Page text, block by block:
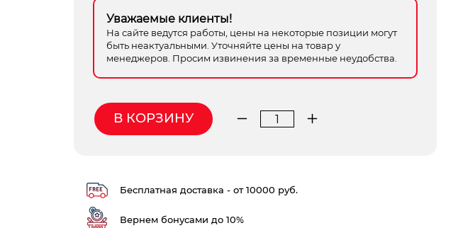
Уважаемые клиенты!
На сайте ведутся работы, цены на некоторые позиции могут
быть неактуальными. Уточняйте цены на товар у
менеджеров. Просим извинения за временные неудобства.
Количество
SPB
В КОРЗИНУ
Бесплатная доставка - от 10000 руб.
Вернем бонусами до 10%